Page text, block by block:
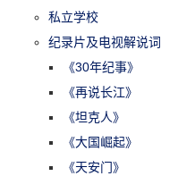
私立学校
纪录片及电视解说词
《30年纪事》
《再说长江》
《坦克人》
《大国崛起》
《天安门》